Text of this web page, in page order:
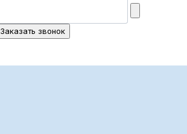
Заказать звонок